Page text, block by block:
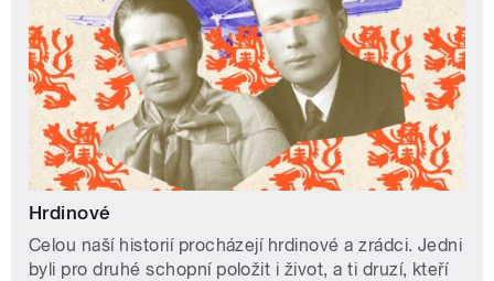
Hrdinové
Celou naší historií procházejí hrdinové a zrádci. Jedni
byli pro druhé schopní položit i život, a ti druzí, kteří